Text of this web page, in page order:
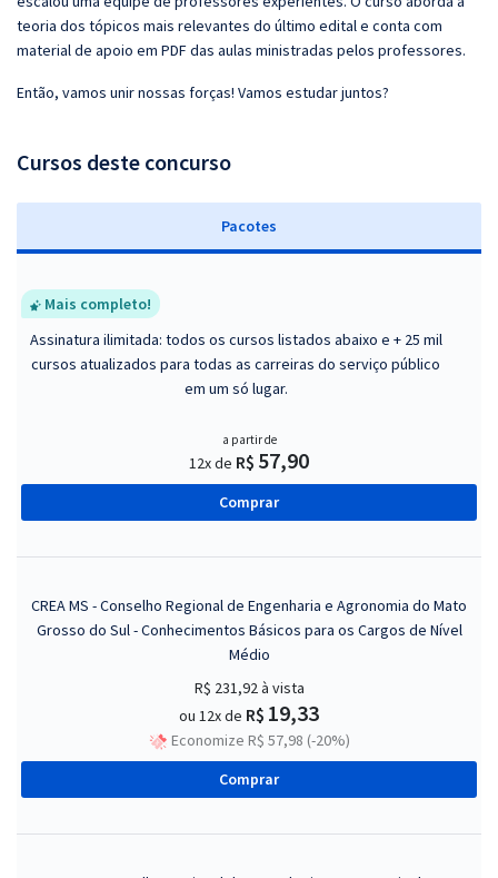
teoria dos tópicos mais relevantes do último edital e conta com
material de apoio em PDF das aulas ministradas pelos professores.
Então, vamos unir nossas forças! Vamos estudar juntos?
Cursos deste concurso
Pacotes
Mais completo!
Assinatura ilimitada: todos os cursos listados abaixo e + 25 mil
cursos atualizados para todas as carreiras do serviço público
em um só lugar.
a partir de
12x de R$ 57,90
Comprar
CREA MS - Conselho Regional de Engenharia e Agronomia do Mato
Grosso do Sul - Conhecimentos Básicos para os Cargos de Nível
Médio
R$ 231,92à vista
ou 12x de R$ 19,33
Economize R$ 57,98 (-20%)
Comprar